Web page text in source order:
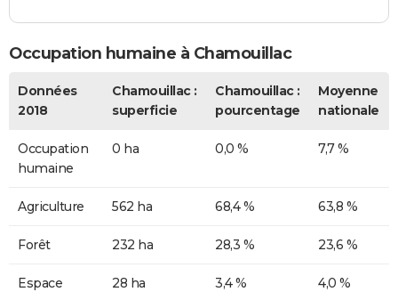
Occupation humaine à Chamouillac
Données
2018
Chamouillac :
superficie
Chamouillac :
pourcentage
Moyenne
nationale
Occupation
humaine
0 ha 0,0 % 7,7 %
Agriculture 562 ha 68,4 % 63,8 %
Forêt 232 ha 28,3 % 23,6 %
Espace
28 ha 3,4 % 4,0 %